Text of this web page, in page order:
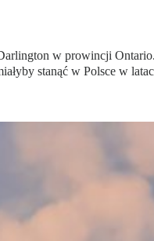
w prowincji
stanąć w Polsce w